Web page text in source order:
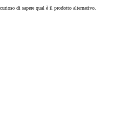
di sapere qual è il prodotto alternativo.